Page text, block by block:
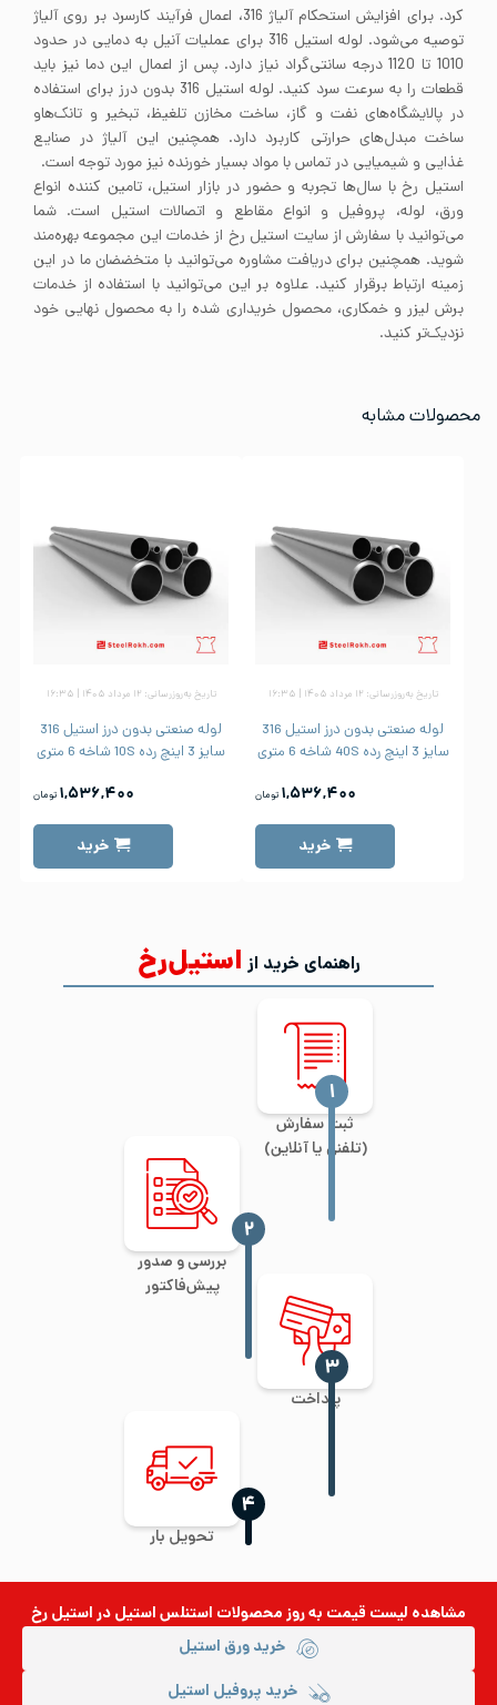
کرد. برای افزایش استحکام آلیاژ 316، اعمال فرآیند کارسرد بر روی آلیاژ
توصیه می‌شود. لوله استیل 316 برای عملیات آنیل به دمایی در حدود
1010 تا 1120 درجه سانتی‌گراد نیاز دارد. پس از اعمال این دما نیز باید
قطعات را به سرعت سرد کنید. لوله استیل 316 بدون درز برای استفاده
در پالایشگاه‌های نفت و گاز، ساخت مخازن تلغیظ، تبخیر و تانک‌هاو
ساخت مبدل‌های حرارتی کاربرد دارد. همچنین این آلیاژ در صنایع
غذایی و شیمیایی در تماس با مواد بسیار خورنده نیز مورد توجه است.
استیل رخ با سال‌ها تجربه و حضور در بازار استیل، تامین کننده انواع
ورق، لوله، پروفیل و انواع مقاطع و اتصالات استیل است. شما
می‌توانید با سفارش از سایت استیل رخ از خدمات این مجموعه بهره‌مند
شوید. همچنین برای دریافت مشاوره می‌توانید با متخضضان ما در این
زمینه ارتباط برقرار کنید. علاوه بر این می‌توانید با استفاده از خدمات
برش لیزر و خمکاری، محصول خریداری شده را به محصول نهایی خود
نزدیک‌تر کنید.
محصولات مشابه
تاریخ به‌روزرسانی: ۱۲ مرداد ۱۴۰۵ | ۱۶:۳۵
لوله صنعتی بدون درز استیل 316
سایز 3 اینچ رده 40S شاخه 6 متری
۱,۵۳۶,۴۰۰ تومان
خرید
تاریخ به‌روزرسانی: ۱۲ مرداد ۱۴۰۵ | ۱۶:۳۵
لوله صنعتی بدون درز استیل 316
سایز 3 اینچ رده 10S شاخه 6 متری
۱,۵۳۶,۴۰۰ تومان
خرید
راهنمای خرید از استیل‌رخ
ثبت سفارش
(تلفنی یا آنلاین)
‍۱
بررسی و صدور
پیش‌فاکتور
‍۲
پرداخت
‍۳
تحویل بار
‍۴
مشاهده لیست قیمت به روزمحصولات استنلس استیلدر استیل رخ
خرید ورق استیل
خرید پروفیل استیل